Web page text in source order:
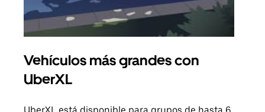
Vehículos más grandes con
UberXL